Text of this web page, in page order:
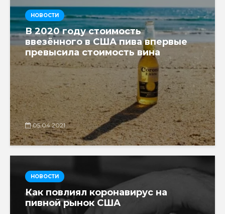
НОВОСТИ
В 2020 году стоимость
ввезённого в США пива впервые
превысила стоимость вина
05.04.2021
НОВОСТИ
Как повлиял коронавирус на
пивной рынок США